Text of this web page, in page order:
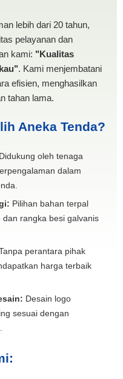
lebih dari 20 tahun,
pelayanan dan
kami: "Kualitas
. Kami menjembatani
efisien, menghasilkan
tahan lama.
Aneka Tenda?
Didukung oleh tenaga
dalam
Pilihan bahan terpal
rangka besi galvanis
perantara pihak
harga terbaik
Desain logo
sesuai dengan